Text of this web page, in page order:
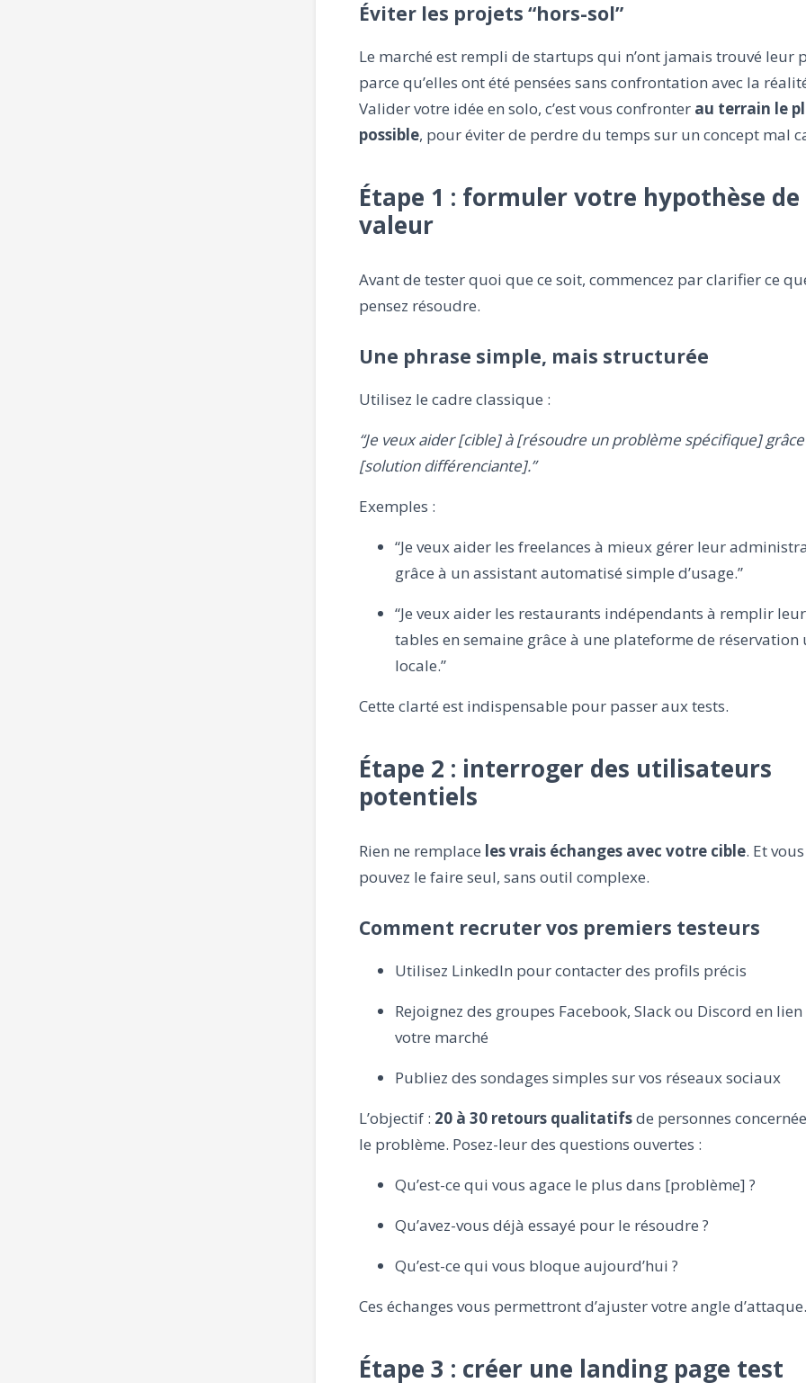
Éviter les projets “hors-sol”
Le marché est rempli de startups qui n’ont jamais trouvé leur
parce qu’elles ont été pensées sans confrontation avec la
Valider votre idée en solo, c’est vous confronter au terrain le
possible, pour éviter de perdre du temps sur un concept mal
Étape 1 : formuler votre hypothèse de
valeur
Avant de tester quoi que ce soit, commencez par clarifier ce
pensez résoudre.
Une phrase simple, mais structurée
Utilisez le cadre classique :
“Je veux aider [cible] à [résoudre un problème spécifique]
[solution différenciante].”
Exemples :
“Je veux aider les freelances à mieux gérer leur
grâce à un assistant automatisé simple d’usage.”
“Je veux aider les restaurants indépendants à remplir
tables en semaine grâce à une plateforme de réservation
locale.”
Cette clarté est indispensable pour passer aux tests.
Étape 2 : interroger des utilisateurs
potentiels
Rien ne remplace les vrais échanges avec votre cible. Et vous
pouvez le faire seul, sans outil complexe.
Comment recruter vos premiers testeurs
Utilisez LinkedIn pour contacter des profils précis
Rejoignez des groupes Facebook, Slack ou Discord en lien
votre marché
Publiez des sondages simples sur vos réseaux sociaux
L’objectif : 20 à 30 retours qualitatifsde personnes
le problème. Posez-leur des questions ouvertes :
Qu’est-ce qui vous agace le plus dans [problème] ?
Qu’avez-vous déjà essayé pour le résoudre ?
Qu’est-ce qui vous bloque aujourd’hui ?
Ces échanges vous permettront d’ajuster votre angle d’attaque.
Étape 3 : créer une landing page test